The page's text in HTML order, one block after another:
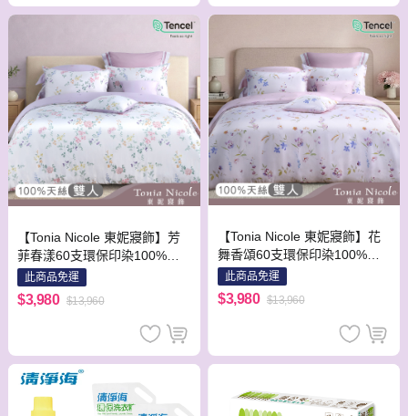
【Tonia Nicole 東妮寢飾】芳
菲春漾60支環保印染100%萊
賽爾天絲兩用被床包組(雙人)
此商品免運
$3,980 $13,960
【Tonia Nicole 東妮寢飾】花
舞香頌60支環保印染100%萊
賽爾天絲兩用被床包組(雙人)
此商品免運
$3,980 $13,960